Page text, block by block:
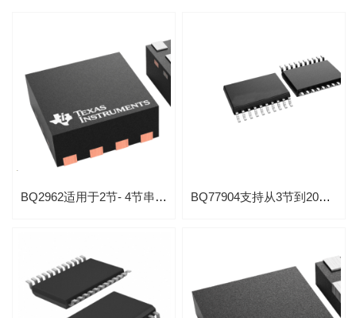
BQ2962适用于2节- 4节串联锂离子电池的过压保护芯片 BQ77904支持从3节到20节串联低功耗电压保护芯片